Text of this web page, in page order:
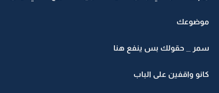
موضوعك
سمر _ حقولك بس ينفع هنا
كانو واقفين على الباب